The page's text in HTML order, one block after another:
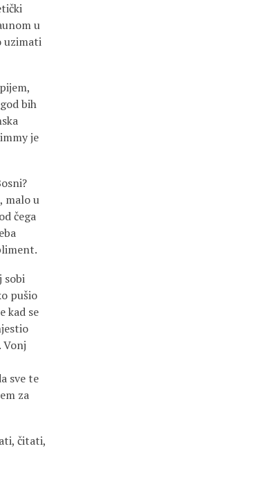
u
uzimati
bih
je
malo u
čega
sobi
pušio
kad se
Vonj
sve te
za
čitati,